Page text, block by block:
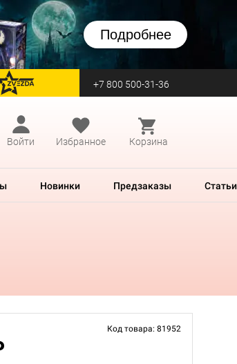
Подробнее
перейти на Zvezda +7 800 500-31-36
Войти
Избранное Корзина
Новинки Предзаказы Статьи
Код товара: 81952